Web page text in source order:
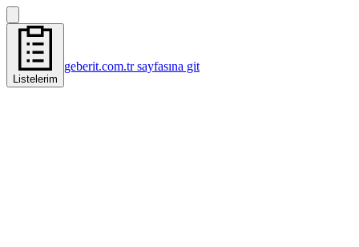
Listelerim
geberit.com.tr sayfasına git